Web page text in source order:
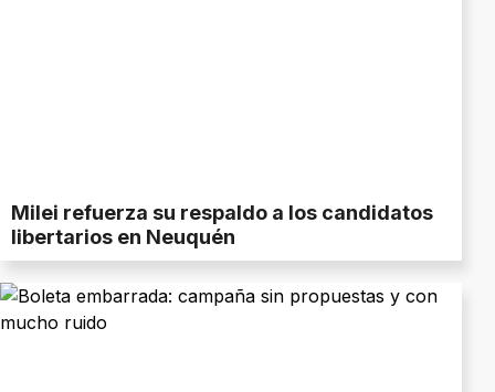
Milei refuerza su respaldo a los candidatos
libertarios en Neuquén